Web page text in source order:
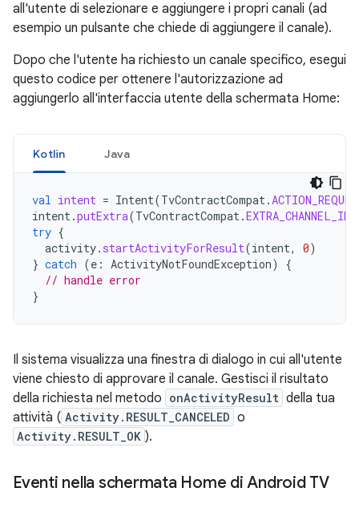
all'utente di selezionare e aggiungere i propri canali (ad
esempio un pulsante che chiede di aggiungere il canale).
Dopo che l'utente ha richiesto un canale specifico, esegui
questo codice per ottenere l'autorizzazione ad
aggiungerlo all'interfaccia utente della schermata Home:
Kotlin Java
val intent = Intent(TvContractCompat.
intent.putExtra(TvContractCompat.EXTRA_CHANNEL_ID
try {
activity. startActivityForResult(intent, 0)
} catch (e : ActivityNotFoundException)
{
// handle error
}
Il sistema visualizza una finestra di dialogo in cui all'utente
viene chiesto di approvare il canale. Gestisci il risultato
della richiesta nel metodo onActivityResult della tua
attività ( Activity.RESULT_CANCELED o
Activity.RESULT_OK ).
Eventi nella schermata Home di Android TV